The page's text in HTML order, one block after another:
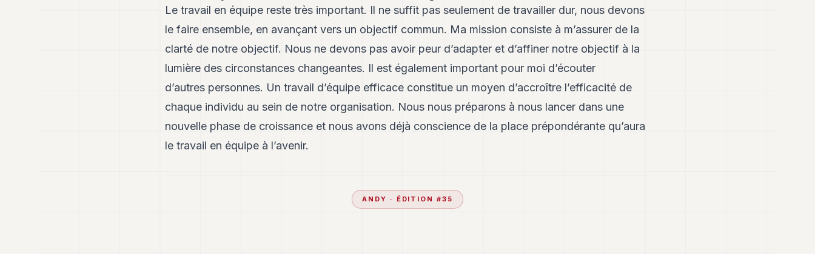
Le travail en équipe reste très important. Il ne suffit pas seulement de travailler dur, nous devons
le faire ensemble, en avançant vers un objectif commun. Ma mission consiste à m’assurer de la
clarté de notre objectif. Nous ne devons pas avoir peur d’adapter et d’affiner notre objectif à la
lumière des circonstances changeantes. Il est également important pour moi d’écouter
d’autres personnes. Un travail d’équipe efficace constitue un moyen d’accroître l’efficacité de
chaque individu au sein de notre organisation. Nous nous préparons à nous lancer dans une
nouvelle phase de croissance et nous avons déjà conscience de la place prépondérante qu’aura
le travail en équipe à l’avenir.
ANDY · ÉDITION #35